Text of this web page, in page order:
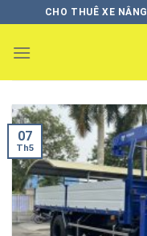
to
content
CHO THUÊ XE
07
Th5